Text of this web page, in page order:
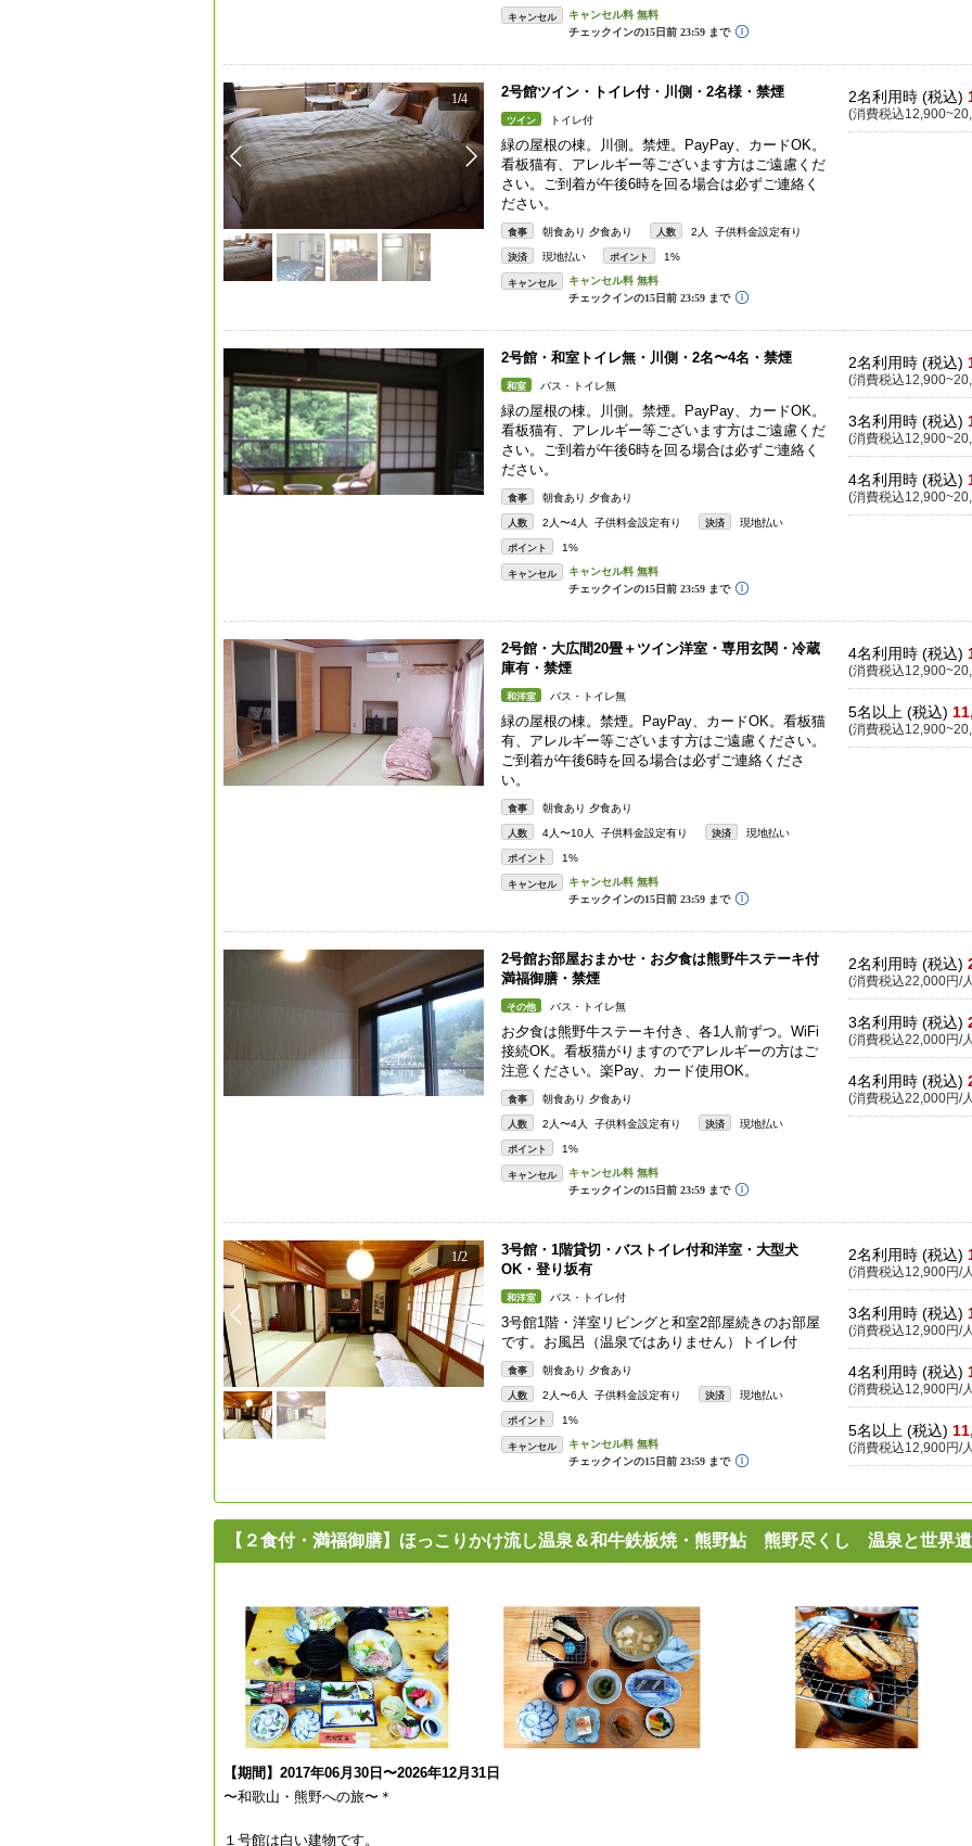
キャンセル
1/4 2号館ツイン・トイレ付・川側・2名様・禁煙
ツイン トイレ付
緑の屋根の棟。川側。禁煙。PayPay、カードOK。
看板猫有、アレルギー等ございます方はご遠慮くだ
さい。ご到着が午後6時を回る場合は必ずご連絡く
ださい。
食事 朝食あり 夕食あり 人数 2人 子供料金設定有り
決済 現地払い ポイント 1%
キャンセル
2名利用時 (税込)
(消費税込
2号館・和室トイレ無・川側・2名〜4名・禁煙
和室 バス・トイレ無
緑の屋根の棟。川側。禁煙。PayPay、カードOK。
看板猫有、アレルギー等ございます方はご遠慮くだ
さい。ご到着が午後6時を回る場合は必ずご連絡く
ださい。
食事 朝食あり 夕食あり
人数 2人〜4人 子供料金設定有り 決済 現地払い
ポイント 1%
キャンセル
2名利用時 (税込)
(消費税込
3名利用時 (税込)
(消費税込
4名利用時 (税込)
(消費税込
2号館・大広間20畳＋ツイン洋室・専用玄関・冷蔵
庫有・禁煙
和洋室 バス・トイレ無
緑の屋根の棟。禁煙。PayPay、カードOK。看板猫
有、アレルギー等ございます方はご遠慮ください。
ご到着が午後6時を回る場合は必ずご連絡くださ
い。
食事 朝食あり 夕食あり
人数 4人〜10人 子供料金設定有り 決済 現地払い
ポイント 1%
キャンセル
4名利用時 (税込)
(消費税込
5名以上 (税込)
(消費税込
2号館お部屋おまかせ・お夕食は熊野牛ステーキ付
満福御膳・禁煙
その他 バス・トイレ無
お夕食は熊野牛ステーキ付き、各1人前ずつ。WiFi
接続OK。看板猫がりますのでアレルギーの方はご
注意ください。楽Pay、カード使用OK。
食事 朝食あり 夕食あり
人数 2人〜4人 子供料金設定有り 決済 現地払い
ポイント 1%
キャンセル
2名利用時 (税込)
(消費税込22,000円/
3名利用時 (税込)
(消費税込22,000円/
4名利用時 (税込)
(消費税込22,000円/
1/2
3号館・1階貸切・バストイレ付和洋室・大型犬
OK・登り坂有
和洋室 バス・トイレ付
3号館1階・洋室リビングと和室2部屋続きのお部屋
です。お風呂（温泉ではありません）トイレ付
食事 朝食あり 夕食あり
人数 2人〜6人 子供料金設定有り 決済 現地払い
ポイント 1%
キャンセル
2名利用時 (税込)
(消費税込12,900円/
3名利用時 (税込)
(消費税込12,900円/
4名利用時 (税込)
(消費税込12,900円/
5名以上 (税込)
(消費税込12,900円/
【２食付・満福御膳】ほっこりかけ流し温泉＆和牛鉄板焼・熊野鮎 熊野尽くし 温泉と世界
【期間】2017年06月30日〜2026年12月31日
〜和歌山・熊野への旅〜＊
１号館は白い建物です。